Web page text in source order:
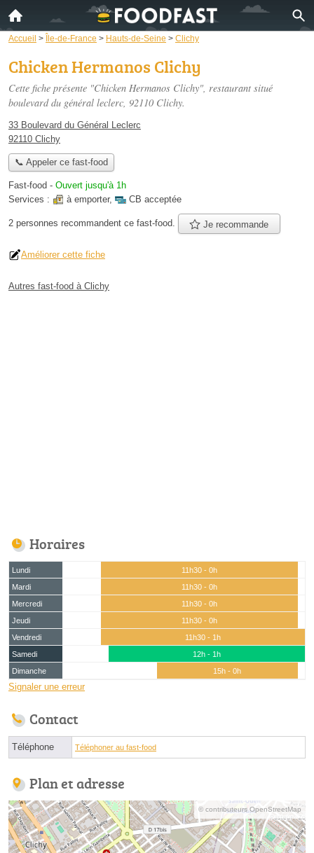
Accueil > Île-de-France > Hauts-de-Seine > Clichy
Chicken Hermanos Clichy
Cette fiche présente "Chicken Hermanos Clichy", restaurant situé
boulevard du général leclerc, 92110 Clichy.
33 Boulevard du Général Leclerc
92110 Clichy
📞 Appeler ce fast-food
Fast-food - Ouvert jusqu'à 1h
Services :
à emporter, CB acceptée
2 personnes recommandent ce fast-food. Je recommande
Améliorer cette fiche
Autres fast-food à Clichy
Horaires
Lundi
11h30 - 0h
Mardi
11h30 - 0h
Mercredi
11h30 - 0h
Jeudi
11h30 - 0h
Vendredi
11h30 - 1h
Samedi
12h - 1h
Dimanche
15h - 0h
Signaler une erreur
Contact
Téléphone Téléphoner au fast-food
Plan et adresse
© contributeurs OpenStreetMap